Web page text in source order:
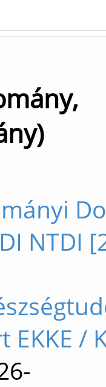
NTDI
/